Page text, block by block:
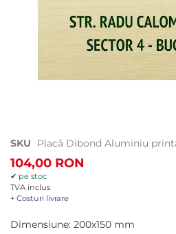
Treci
la
începutul
galeriei
de
SKU Placă Dibond Aluminiu
104,00 RON
✔ pe stoc
TVA inclus
+ Costuri livrare
Dimensiune: 200x150 mm